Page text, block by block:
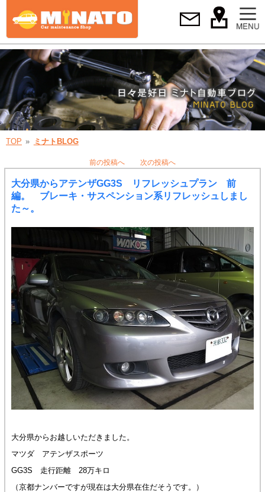
TOP ミナトBLOG
前の投稿へ 次の投稿へ
大分県からアテンザGG3S リフレッシュプラン 前
編。 ブレーキ・サスペンション系リフレッシュしまし
た～。
大分県からお越しいただきました。
マツダ アテンザスポーツ
GG3S 走行距離 28万キロ
（京都ナンバーですが現在は大分県在住だそうです。）